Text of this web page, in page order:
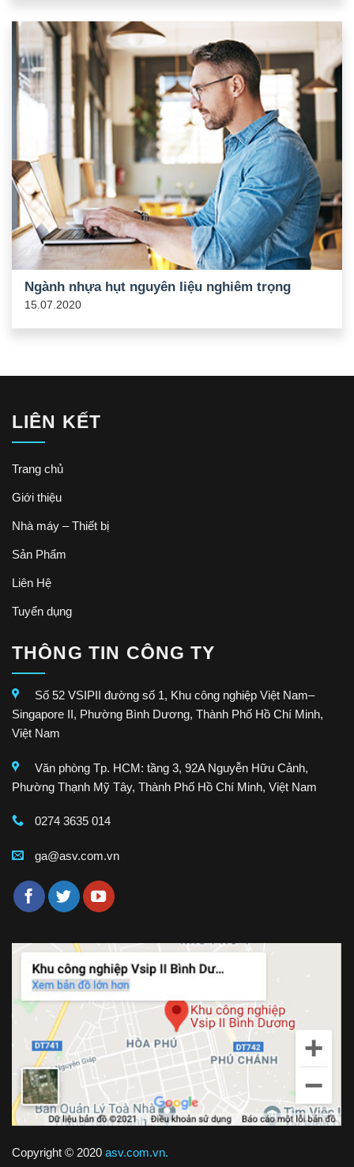
Ngành nhựa hụt nguyên liệu nghiêm trọng
15.07.2020
LIÊN KẾT
Trang chủ
Giới thiệu
Nhà máy – Thiết bị
Sản Phẩm
Liên Hệ
Tuyển dụng
THÔNG TIN CÔNG TY
Số 52 VSIPII đường số 1, Khu công nghiệp Việt Nam–
Singapore II, Phường Bình Dương, Thành Phố Hồ Chí Minh,
Việt Nam
Văn phòng Tp. HCM: tầng 3, 92A Nguyễn Hữu Cảnh,
Phường Thạnh Mỹ Tây, Thành Phố Hồ Chí Minh, Việt Nam
0274 3635 014
ga@asv.com.vn
Copyright © 2020 asv.com.vn.